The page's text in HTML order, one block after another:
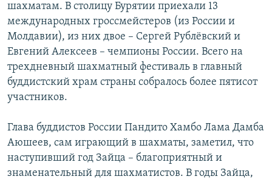
шахматам. В столицу Бурятии приехали 13
международных гроссмейстеров (из России и
Молдавии), из них двое – Сергей Рублёвский и
Евгений Алексеев – чемпионы России. Всего на
трехдневный шахматный фестиваль в главный
буддистский храм страны собралось более пятисот
участников.
Глава буддистов России Пандито Хамбо Лама Дамба
Аюшеев, сам играющий в шахматы, заметил, что
наступивший год Зайца – благоприятный и
знаменательный для шахматистов. В годы Зайца,